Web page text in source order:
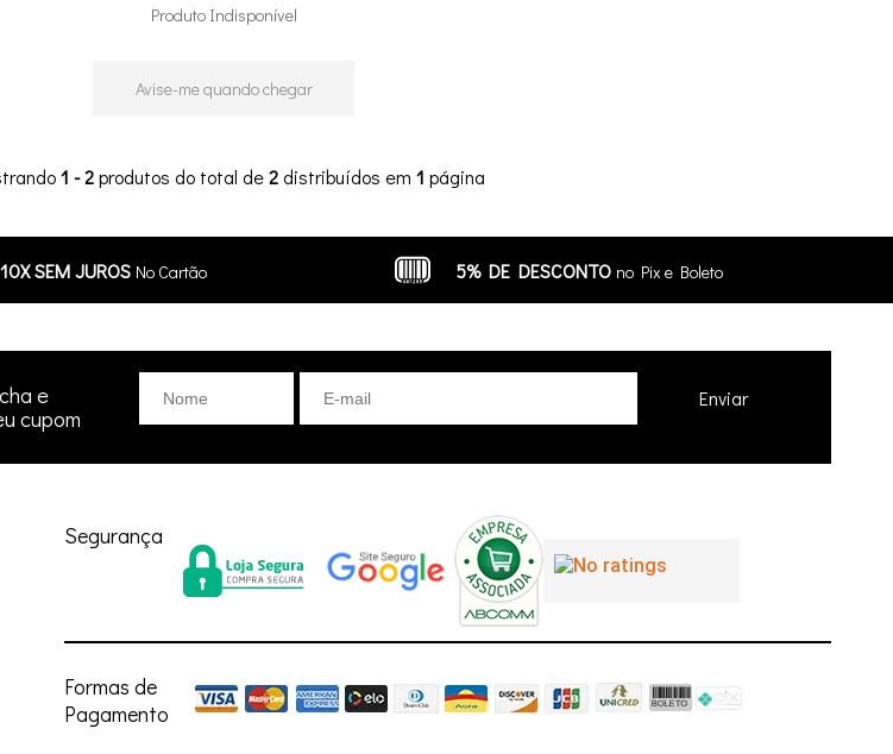
Produto Indisponível
Avise-me quando chegar
1 - 2produtos do total de2 distribuídos em1 página
SEM JUROS No Cartão 5% DE DESCONTO no Pix e Boleto
e
cupom
Segurança
Formas de
Pagamento